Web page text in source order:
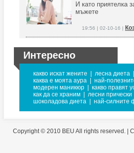
И като приятелка
мъжете
19:56 | 02-10-16 |
Интересно
какво искат жените лесна диета
каква е моята аура
най-
модерен маникюр
какво правят
как да се храним
лесни прически
шоколадова диета
най-силните
Copyright © 2010 BEU All rights reserved. |